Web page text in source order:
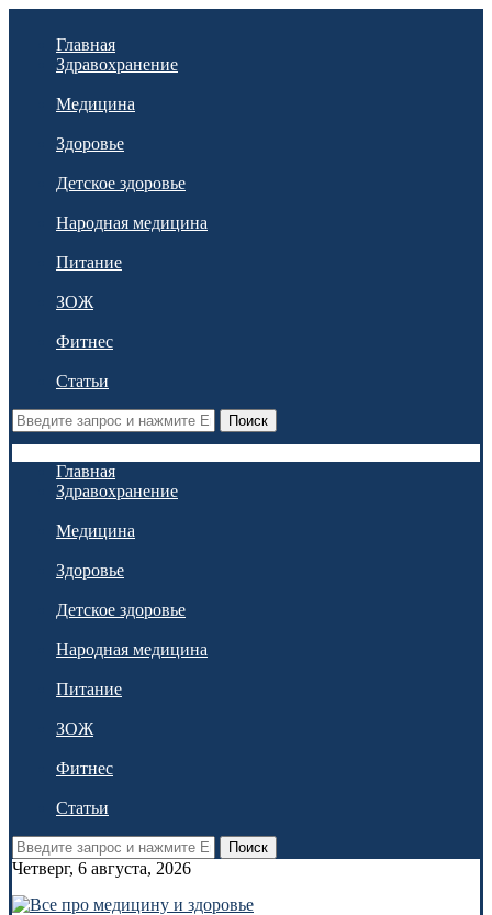
Главная
Здравохранение
Медицина
Здоровье
Детское здоровье
Народная медицина
Питание
ЗОЖ
Фитнес
Статьи
Поиск
Главная
Здравохранение
Медицина
Здоровье
Детское здоровье
Народная медицина
Питание
ЗОЖ
Фитнес
Статьи
Поиск
Четверг, 6 августа, 2026